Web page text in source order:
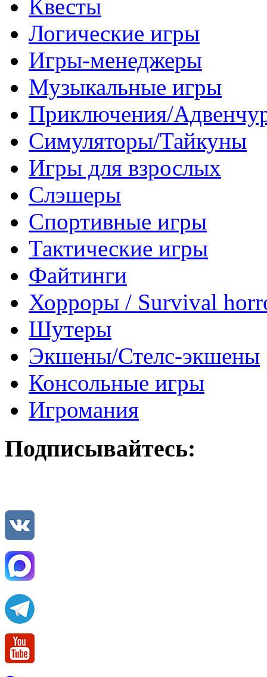
Квесты
Логические игры
Игры-менеджеры
Музыкальные игры
Приключения/
Симуляторы/Тайкуны
Игры для взрослых
Слэшеры
Спортивные игры
Тактические игры
Файтинги
Хорроры / Survival
Шутеры
Экшены/Стелс-экшены
Консольные игры
Игромания
Подписывайтесь: